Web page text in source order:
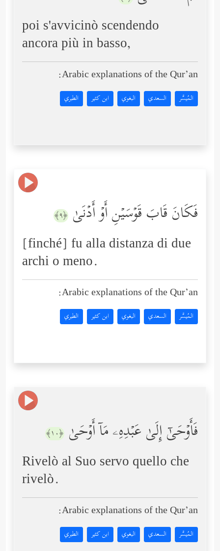
poi s'avvicinò scendendo
ancora più in basso,
Arabic explanations of the Qur’an:
المُيسَّر السعدي البغوي ابن كثير الطبري
فَكَانَ قَابَ قَوۡسَیۡنِ أَوۡ أَدۡنَىٰ ﴿٩﴾
[finché] fu alla distanza di due
archi o meno.
Arabic explanations of the Qur’an:
المُيسَّر السعدي البغوي ابن كثير الطبري
فَأَوۡحَىٰۤ إِلَىٰ عَبۡدِهِۦ مَاۤ أَوۡحَىٰ ﴿١٠﴾
Rivelò al Suo servo quello che
rivelò.
Arabic explanations of the Qur’an:
المُيسَّر السعدي البغوي ابن كثير الطبري